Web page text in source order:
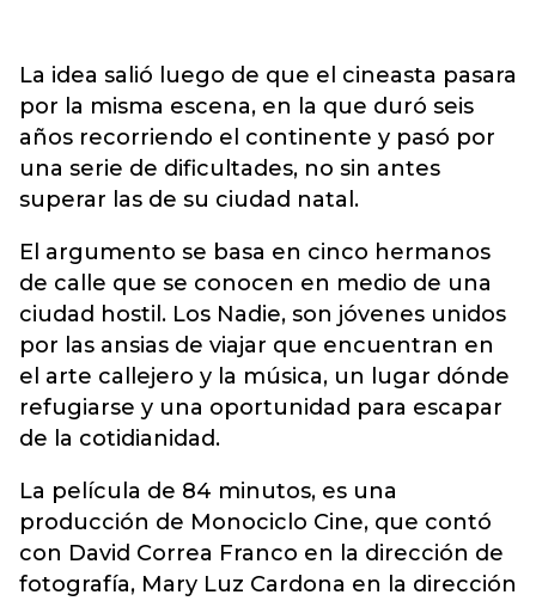
La idea salió luego de que el cineasta pasara
por la misma escena, en la que duró seis
años recorriendo el continente y pasó por
una serie de dificultades, no sin antes
superar las de su ciudad natal.
El argumento se basa en cinco hermanos
de calle que se conocen en medio de una
ciudad hostil. Los Nadie, son jóvenes unidos
por las ansias de viajar que encuentran en
el arte callejero y la música, un lugar dónde
refugiarse y una oportunidad para escapar
de la cotidianidad.
La película de 84 minutos, es una
producción de Monociclo Cine, que contó
con David Correa Franco en la dirección de
fotografía, Mary Luz Cardona en la dirección